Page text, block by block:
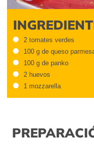
2 tomates verdes
100 g de queso
100 g de panko
2 huevos
1 mozzarella